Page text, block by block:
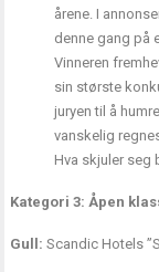
årene. I
denne gang på
Vinneren
sin største
juryen til å
vanskelig
Hva skjuler seg
Kategori 3: Åpen
Gull:Scandic Hotels